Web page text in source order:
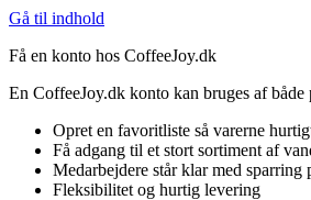
Gå til indhold
Få en konto hos CoffeeJoy.dk
En CoffeeJoy.dk konto kan bruges af
Opret en favoritliste så varerne
Få adgang til et stort sortiment af
Medarbejdere står klar med sparring
Fleksibilitet og hurtig levering